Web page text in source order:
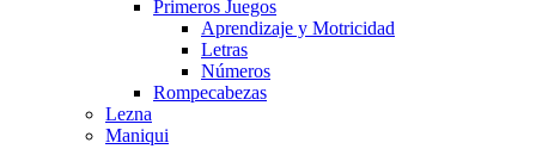
Primeros Juegos
Aprendizaje y Motricidad
Letras
Números
Rompecabezas
Lezna
Maniqui